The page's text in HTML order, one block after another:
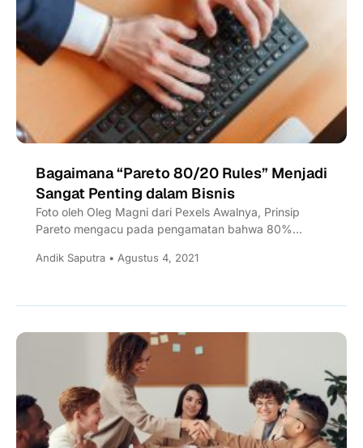
Bagaimana “Pareto 80/20 Rules” Menjadi
Sangat Penting dalam Bisnis
Foto oleh Oleg Magni dari Pexels Awalnya, Prinsip
Pareto mengacu pada pengamatan bahwa 80%
Andik Saputra • Agustus 4, 2021